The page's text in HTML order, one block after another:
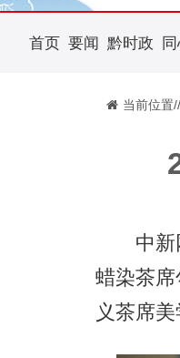
首页 要闻 黔时政
当前位置
中新网
蜡染茶
义茶席美